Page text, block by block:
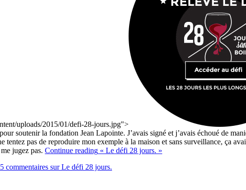
uploads/2015/01/defi-28-jours.jpg">
soutenir la fondation Jean Lapointe. J’avais signé et j’avais échoué de
tentez pas de reproduire mon exemple à la maison et sans surveillance, ça
jugez pas. Continue reading « Le défi 28 jours. »
5 commentaires sur Le défi 28 jours.